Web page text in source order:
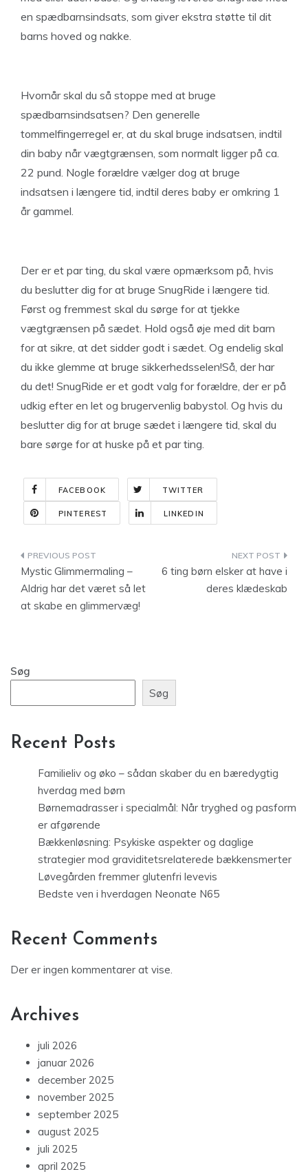
en spædbarnsindsats, som giver ekstra støtte til dit
barns hoved og nakke.
Hvornår skal du så stoppe med at bruge
spædbarnsindsatsen? Den generelle
tommelfingerregel er, at du skal bruge indsatsen, indtil
din baby når vægtgrænsen, som normalt ligger på ca.
22 pund. Nogle forældre vælger dog at bruge
indsatsen i længere tid, indtil deres baby er omkring 1
år gammel.
Der er et par ting, du skal være opmærksom på, hvis
du beslutter dig for at bruge SnugRide i længere tid.
Først og fremmest skal du sørge for at tjekke
vægtgrænsen på sædet. Hold også øje med dit barn
for at sikre, at det sidder godt i sædet. Og endelig skal
du ikke glemme at bruge sikkerhedsselen!Så, der har
du det! SnugRide er et godt valg for forældre, der er på
udkig efter en let og brugervenlig babystol. Og hvis du
beslutter dig for at bruge sædet i længere tid, skal du
bare sørge for at huske på et par ting.
FACEBOOK TWITTER
PINTEREST LINKEDIN
Indlægsnavigation
Mystic Glimmermaling –
Aldrig har det været så let
at skabe en glimmervæg!
6 ting børn elsker at have i
deres klædeskab
Søg
Søg
Recent Posts
Familieliv og øko – sådan skaber du en bæredygtig
hverdag med børn
Børnemadrasser i specialmål: Når tryghed og pasform
er afgørende
Bækkenløsning: Psykiske aspekter og daglige
strategier mod graviditetsrelaterede bækkensmerter
Løvegården fremmer glutenfri levevis
Bedste ven i hverdagen Neonate N65
Recent Comments
Der er ingen kommentarer at vise.
Archives
juli 2026
januar 2026
december 2025
november 2025
september 2025
august 2025
juli 2025
april 2025